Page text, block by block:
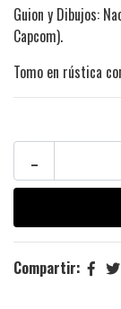
Guion y Dibujos:
Capcom).
Tomo en rústica
-
Compartir: